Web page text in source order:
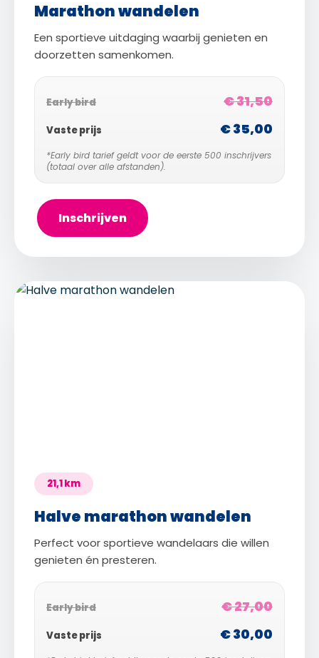
Marathon wandelen
Een sportieve uitdaging waarbij genieten en
doorzetten samenkomen.
Early bird € 31,50
Vaste prijs € 35,00
*Early bird tarief geldt voor de eerste 500 inschrijvers
(totaal over alle afstanden).
Inschrijven
21,1 km
Halve marathon wandelen
Perfect voor sportieve wandelaars die willen
genieten én presteren.
Early bird € 27,00
Vaste prijs € 30,00